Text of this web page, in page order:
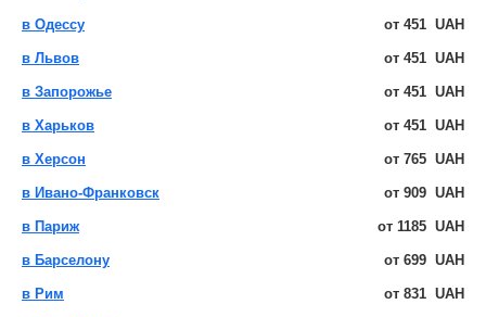
в Одессу от 451 UAH
в Львов от 451 UAH
в Запорожье от 451 UAH
в Харьков от 451 UAH
в Херсон от 765 UAH
в Ивано-Франковск от 909 UAH
в Париж от 1185 UAH
в Барселону от 699 UAH
в Рим от 831 UAH